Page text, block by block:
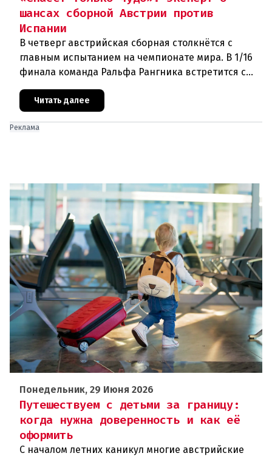
шансах сборной Австрии против
Испании
В четверг австрийская сборная столкнётся с
главным испытанием на чемпионате мира. В 1/16
финала команда Ральфа Рангника встретится с
Австрийцы — явные аутсайде
Читать далее
Реклама
Понедельник, 29 Июня 2026
Путешествуем с детьми за границу:
когда нужна доверенность и как её
оформить
С началом летних каникул многие австрийские